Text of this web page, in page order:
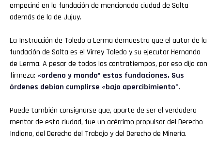
empecinó en la fundación de mencionada ciudad de Salta
además de la de Jujuy.
La Instrucción de Toledo a Lerma demuestra que el autor de la
fundación de Salta es el Virrey Toledo y su ejecutor Hernando
de Lerma. A pesar de todos los contratiempos, por eso dijo con
firmeza: «ordeno y mando” estas fundaciones. Sus
órdenes debían cumplirse «bajo apercibimiento”.
Puede también consignarse que, aparte de ser el verdadero
mentor de esta ciudad, fue un acérrimo propulsor del Derecho
Indiano, del Derecho del Trabajo y del Derecho de Minería.